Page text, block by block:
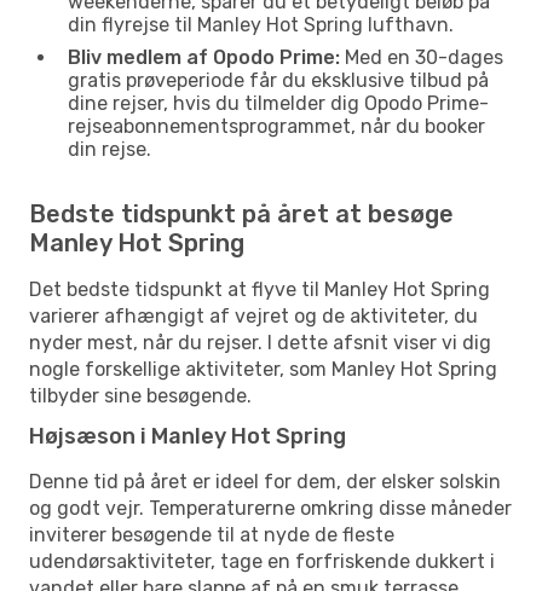
din flyrejse til Manley Hot Spring lufthavn.
Bliv medlem af Opodo Prime: Med en 30-dages
gratis prøveperiode får du eksklusive tilbud på
dine rejser, hvis du tilmelder dig Opodo Prime-
rejseabonnementsprogrammet, når du booker
din rejse.
Bedste tidspunkt på året at besøge
Manley Hot Spring
Det bedste tidspunkt at flyve til Manley Hot Spring
varierer afhængigt af vejret og de aktiviteter, du
nyder mest, når du rejser. I dette afsnit viser vi dig
nogle forskellige aktiviteter, som Manley Hot Spring
tilbyder sine besøgende.
Højsæson i Manley Hot Spring
Denne tid på året er ideel for dem, der elsker solskin
og godt vejr. Temperaturerne omkring disse måneder
inviterer besøgende til at nyde de fleste
udendørsaktiviteter, tage en forfriskende dukkert i